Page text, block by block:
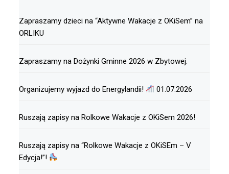
Zapraszamy dzieci na “Aktywne Wakacje z OKiSem” na
ORLIKU
Zapraszamy na Dożynki Gminne 2026 w Zbytowej.
Organizujemy wyjazd do Energylandii! 01.07.2026
Ruszają zapisy na Rolkowe Wakacje z OKiSem 2026!
Ruszają zapisy na “Rolkowe Wakacje z OKiSEm – V
Edycja!”!